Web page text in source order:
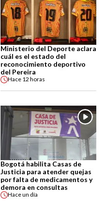
Ministerio del Deporte aclara
cuál es el estado del
reconocimiento deportivo
del Pereira
Hace 12 horas
Bogotá habilita Casas de
Justicia para atender quejas
por falta de medicamentos y
demora en consultas
Haceun día